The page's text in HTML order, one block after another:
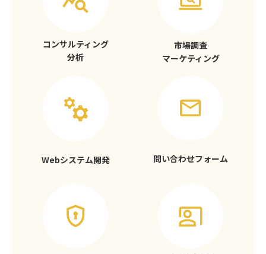
コンサルティング
分析
市場調査
マーケティング
Webシステム開発 問い合わせフォーム